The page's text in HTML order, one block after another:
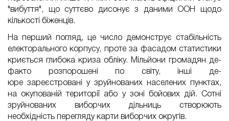
"вибуття", що суттєво
дисонує
з даними ООН щодо
кількості біженців.
На перший погляд, це число демонструє стабільність
електорального корпусу, проте за фасадом статистики
криється глибока криза обліку. Мільйони громадян де-
факто розпорошені по світу, інші де-
юре зареєстровані у зруйнованих
населених пунктах,
на окупованій території або у зоні бойових дій . Сотні
зруйнованих
виборчих
дільниць створюють
необхідність перегляду карти виборчих округів.